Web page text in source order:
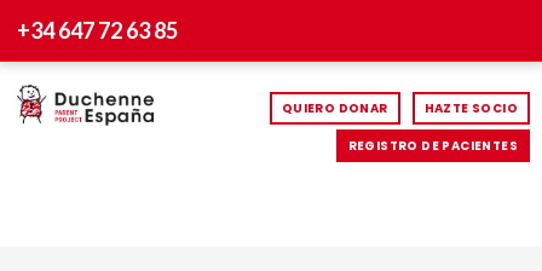
+34 647 72 63 85
QUIERO DONAR HAZTE SOCIO
REGISTRO DE PACIENTES